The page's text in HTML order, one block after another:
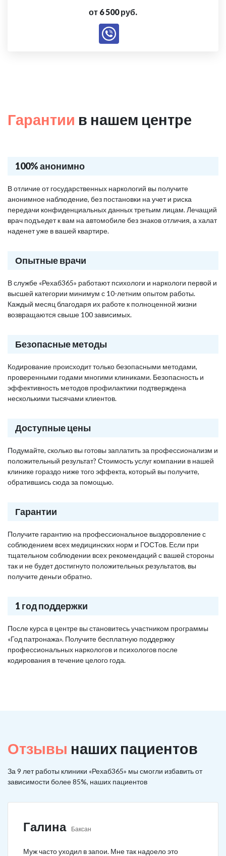
от 6 500 руб.
Гарантии в нашем центре
100% анонимно
В отличие от государственных наркологий вы получите
анонимное наблюдение, без постановки на учет и риска
передачи конфиденциальных данных третьим лицам. Лечащий
врач подъедет к вам на автомобиле без знаков отличия, а халат
наденет уже в вашей квартире.
Опытные врачи
В службе «Рехаб365» работают психологи и наркологи первой и
высшей категории минимум с 10-летним опытом работы.
Каждый месяц благодаря их работе к полноценной жизни
возвращаются свыше 100 зависимых.
Безопасные методы
Кодирование происходит только безопасными методами,
проверенными годами многими клиниками. Безопасность и
эффективность методов профилактики подтверждена
несколькими тысячами клиентов.
Доступные цены
Подумайте, сколько вы готовы заплатить за профессионализм и
положительный результат? Стоимость услуг компании в нашей
клинике гораздо ниже того эффекта, который вы получите,
обратившись сюда за помощью.
Гарантии
Получите гарантию на профессиональное выздоровление с
соблюдением всех медицинских норм и ГОСТов. Если при
тщательном соблюдении всех рекомендаций с вашей стороны
так и не будет достигнуто положительных результатов, вы
получите деньги обратно.
1 год поддержки
После курса в центре вы становитесь участником программы
«Год патронажа». Получите бесплатную поддержку
профессиональных наркологов и психологов после
кодирования в течение целого года.
Отзывы наших пациентов
За 9 лет работы клиники «Рехаб365» мы смогли избавить от
зависимости более 85%, наших пациентов
Галина Баксан
Муж часто уходил в запои. Мне так надоело это